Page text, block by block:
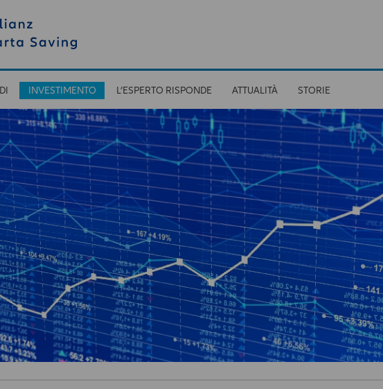
INVESTIMENTO L’ESPERTO RISPONDE ATTUALITÀ STORIE